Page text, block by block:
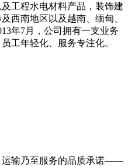
工程水电材料产品，装饰建
西南地区以及越南、缅甸、
年7月，公司拥有一支业务
工年轻化、服务专注化。
运输乃至服务的品质承诺——